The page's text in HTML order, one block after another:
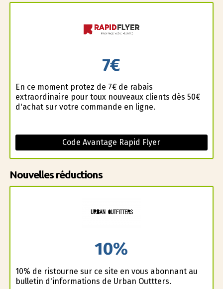
7€
En ce moment profitez de 7€ de rabais
extraordinaire pour toux nouveaux clients dès 50€
d'achat sur votre commande en ligne.
Code Avantage Rapid Flyer
Nouvelles réductions
10%
10% de ristourne sur ce site en vous abonnant au
bulletin d'informations de Urban Outfitters.